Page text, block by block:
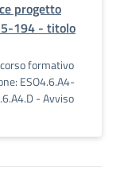
progetto
194 - titolo
formativo
ESO4.6.A4-
- Avviso